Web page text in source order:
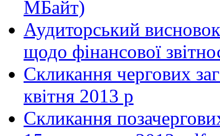
MБайт)
Аудиторський
щодо фінансової
Скликання чергових
квітня 2013 р
Скликання